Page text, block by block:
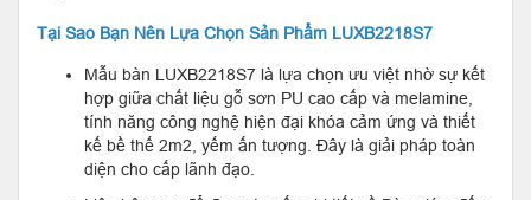
Tại Sao Bạn Nên Lựa Chọn Sản Phẩm LUXB2218S7
Mẫu bàn LUXB2218S7 là lựa chọn ưu việt nhờ sự kết
hợp giữa chất liệu gỗ sơn PU cao cấp và melamine,
tính năng công nghệ hiện đại khóa cảm ứng và thiết
kế bề thế 2m2, yếm ấn tượng. Đây là giải pháp toàn
diện cho cấp lãnh đạo.